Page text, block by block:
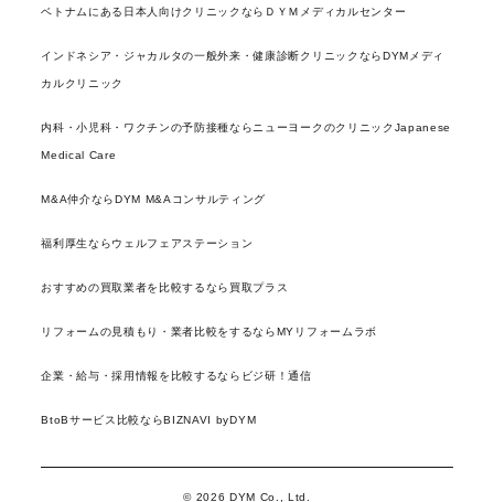
ベトナムにある日本人向けクリニックならＤＹＭメディカルセンター
インドネシア・ジャカルタの一般外来・健康診断クリニックならDYMメディ
カルクリニック
内科・小児科・ワクチンの予防接種ならニューヨークのクリニックJapanese
Medical Care
M&A仲介ならDYM M&Aコンサルティング
福利厚生ならウェルフェアステーション
おすすめの買取業者を比較するなら買取プラス
リフォームの見積もり・業者比較をするならMYリフォームラボ
企業・給与・採用情報を比較するならビジ研！通信
BtoBサービス比較ならBIZNAVI byDYM
© 2026 DYM Co., Ltd.